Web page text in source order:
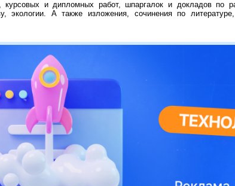
курсовых и дипломных работ, шпаргалок и докладов по
экологии. А также изложения, сочинения по